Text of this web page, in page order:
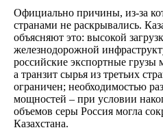
Официально причины, из-за
странами не раскрывались.
объясняют это: высокой
железнодорожной
российские экспортные грузы
а транзит сырья из третьих
ограничен; необходимостью
мощностей – при условии
объемов серы Россия могла
Казахстана.